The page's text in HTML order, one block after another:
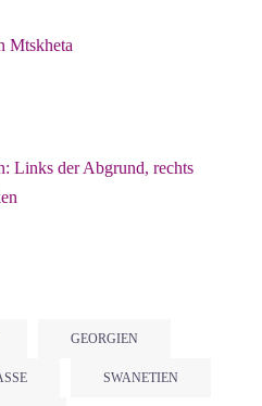
Mtskheta
Links der Abgrund, rechts
GEORGIEN
SWANETIEN